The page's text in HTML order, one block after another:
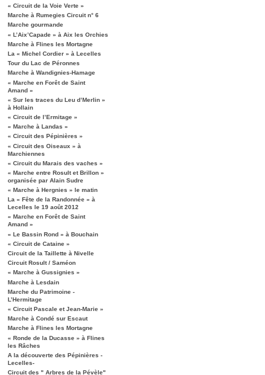
« Circuit de la Voie Verte »
Marche à Rumegies Circuit n° 6
Marche gourmande
« L’Aix’Capade » à Aix les Orchies
Marche à Flines les Mortagne
La « Michel Cordier » à Lecelles
Tour du Lac de Péronnes
Marche à Wandignies-Hamage
« Marche en Forêt de Saint
Amand »
« Sur les traces du Leu d’Merlin »
à Hollain
« Circuit de l’Ermitage »
« Marche à Landas »
« Circuit des Pépinières »
« Circuit des Oiseaux » à
Marchiennes
« Circuit du Marais des vaches »
« Marche entre Rosult et Brillon »
organisée par Alain Sudre
« Marche à Hergnies » le matin
La « Fête de la Randonnée » à
Lecelles le 19 août 2012
« Marche en Forêt de Saint
Amand »
« Le Bassin Rond » à Bouchain
« Circuit de Cataine »
Circuit de la Taillette à Nivelle
Circuit Rosult / Saméon
« Marche à Gussignies »
Marche à Lesdain
Marche du Patrimoine -
L’Hermitage
« Circuit Pascale et Jean-Marie »
Marche à Condé sur Escaut
Marche à Flines les Mortagne
« Ronde de la Ducasse » à Flines
les Râches
A la découverte des Pépinières -
Lecelles-
Circuit des " Arbres de la Pévèle"